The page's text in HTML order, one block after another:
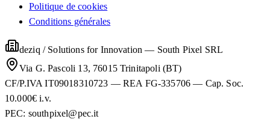
Politique de cookies
Conditions générales
deziq / Solutions for Innovation — South Pixel SRL
Via G. Pascoli 13, 76015 Trinitapoli (BT)
CF/P.IVA IT09018310723 — REA FG-335706 — Cap. Soc.
10.000€ i.v.
PEC: southpixel@pec.it